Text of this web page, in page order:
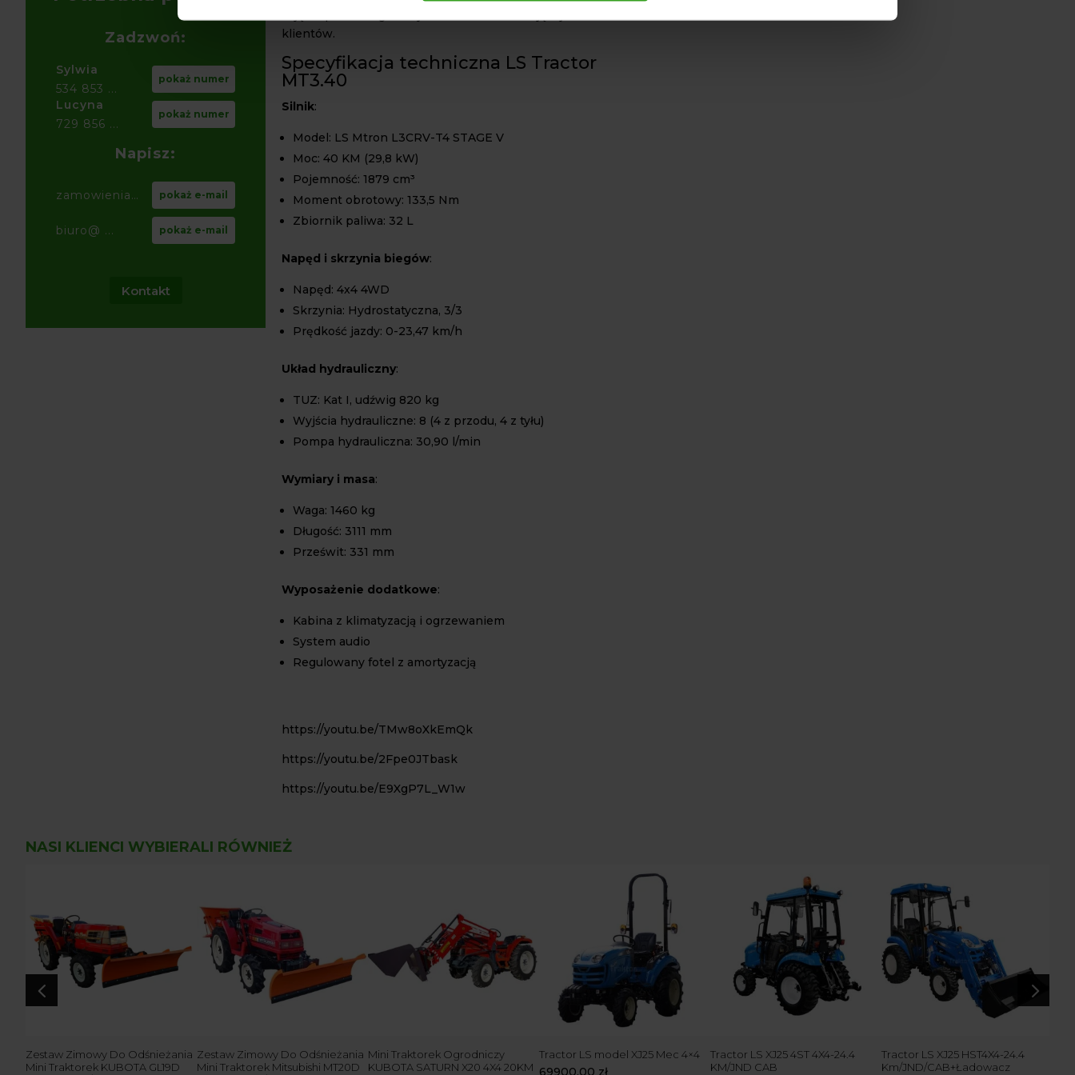
Zadzwoń:
Sylwia
534 853 ...
pokaż numer
Lucyna
729 856 ...
pokaż numer
Napisz:
zamowienia@ ... pokaż e-mail
biuro@ ... pokaż e-mail
Kontakt
klientów.
Specyfikacja techniczna LS Tractor
MT3.40
Silnik:
Model: LS Mtron L3CRV-T4 STAGE V
Moc: 40 KM (29,8 kW)
Pojemność: 1879 cm³
Moment obrotowy: 133,5 Nm
Zbiornik paliwa: 32 L
Napęd i skrzynia biegów:
Napęd: 4x4 4WD
Skrzynia: Hydrostatyczna, 3/3
Prędkość jazdy: 0-23,47 km/h
Układ hydrauliczny:
TUZ: Kat I, udźwig 820 kg
Wyjścia hydrauliczne: 8 (4 z przodu, 4 z tyłu)
Pompa hydrauliczna: 30,90 l/min
Wymiary i masa:
Waga: 1460 kg
Długość: 3111 mm
Prześwit: 331 mm
Wyposażenie dodatkowe:
Kabina z klimatyzacją i ogrzewaniem
System audio
Regulowany fotel z amortyzacją
https://youtu.be/TMw8oXkEmQk
https://youtu.be/2Fpe0JTbask
https://youtu.be/E9XgP7L_W1w
NASI KLIENCI WYBIERALI RÓWNIEŻ
4
Zestaw Zimowy Do Odśnieżania
Mini Traktorek KUBOTA GL19D
Zestaw Zimowy Do Odśnieżania
Mini Traktorek Mitsubishi MT20D
Mini Traktorek Ogrodniczy
KUBOTA SATURN X20 4X4 20KM
Tractor LS model XJ25 Mec 4×4
69900,00 zł
Tractor LS XJ25 4ST 4X4-24.4
KM/JND CAB
Tractor LS XJ25 HST4X4-24.4
Km/JND/CAB+Ładowacz
5